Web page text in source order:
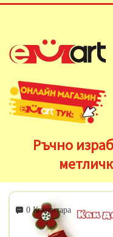
Ръчно
0 Коментара